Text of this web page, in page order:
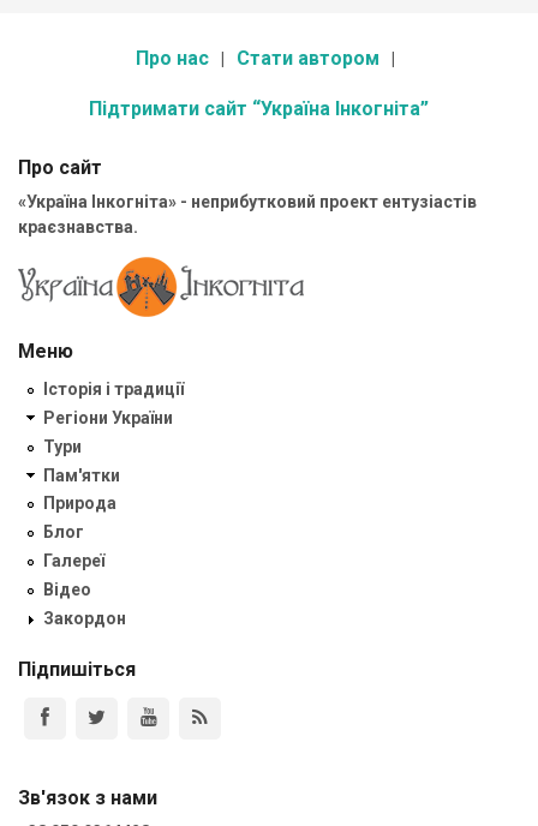
Про нас Стати автором
Підтримати сайт “Україна Інкогніта”
Про сайт
«Україна Інкогніта» - неприбутковий проект ентузіастів
краєзнавства.
Меню
Історія і традиції
Регіони України
Тури
Пам'ятки
Природа
Блог
Галереї
Відео
Закордон
Підпишіться
Зв'язок з нами